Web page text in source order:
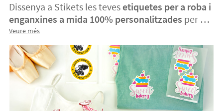
Dissenya a Stikets les teves etiquetes per a roba i
enganxines a mida 100% personalitzades per a
la teva empresa, organització o família. Només
has de seleccionar el format, indicar la mida que
necessites i obtindràs un preu a l'instant. Sense
quantitats mínimes! La forma més fàcil, ràpida i
còmoda de crear les teves pròpies etiquetes
termoadhesives per a roba i enganxines.
Veure més